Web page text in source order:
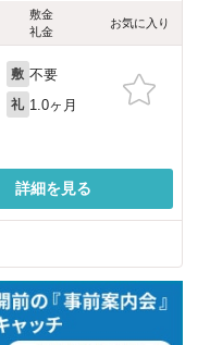
敷金
礼金
お気に入り
敷 不要
礼 1.0ヶ月
詳細を見る